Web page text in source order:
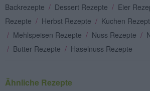
Backrezepte / Dessert Rezepte / Eier
Rezepte / Herbst Rezepte / Kuchen
/ Mehlspeisen Rezepte / Nuss Rezepte /
/ Butter Rezepte / Haselnuss Rezepte
Ähnliche Rezepte